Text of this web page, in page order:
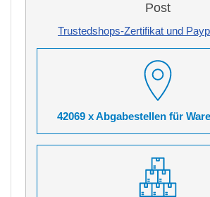
Post
Trustedshops-Zertifikat und
42069 x Abgabestellen für Waren